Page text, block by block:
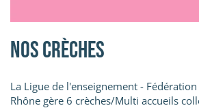
Nos crèches
La Ligue de l'enseignement -
Rhône gère 6 crèches/Multi accueils